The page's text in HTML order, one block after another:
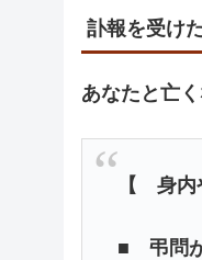
訃報を受け
あなたと亡
【 身内
■ 弔問が